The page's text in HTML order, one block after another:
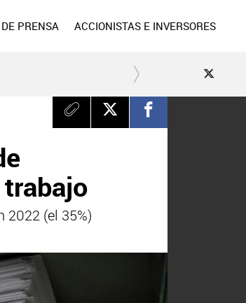
PRENSA ACCIONISTAS E INVERSORES
2022 (el 35%)